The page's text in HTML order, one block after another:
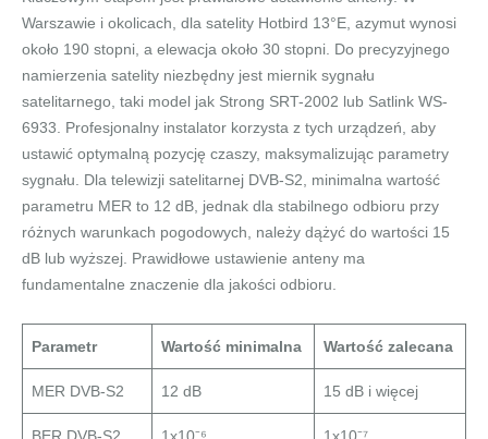
Warszawie i okolicach, dla satelity Hotbird 13°E, azymut wynosi
około 190 stopni, a elewacja około 30 stopni. Do precyzyjnego
namierzenia satelity niezbędny jest miernik sygnału
satelitarnego, taki model jak Strong SRT-2002 lub Satlink WS-
6933. Profesjonalny instalator korzysta z tych urządzeń, aby
ustawić optymalną pozycję czaszy, maksymalizując parametry
sygnału. Dla telewizji satelitarnej DVB-S2, minimalna wartość
parametru MER to 12 dB, jednak dla stabilnego odbioru przy
różnych warunkach pogodowych, należy dążyć do wartości 15
dB lub wyższej. Prawidłowe ustawienie anteny ma
fundamentalne znaczenie dla jakości odbioru.
Parametr Wartość minimalna Wartość zalecana
MER DVB-S2 12 dB 15 dB i więcej